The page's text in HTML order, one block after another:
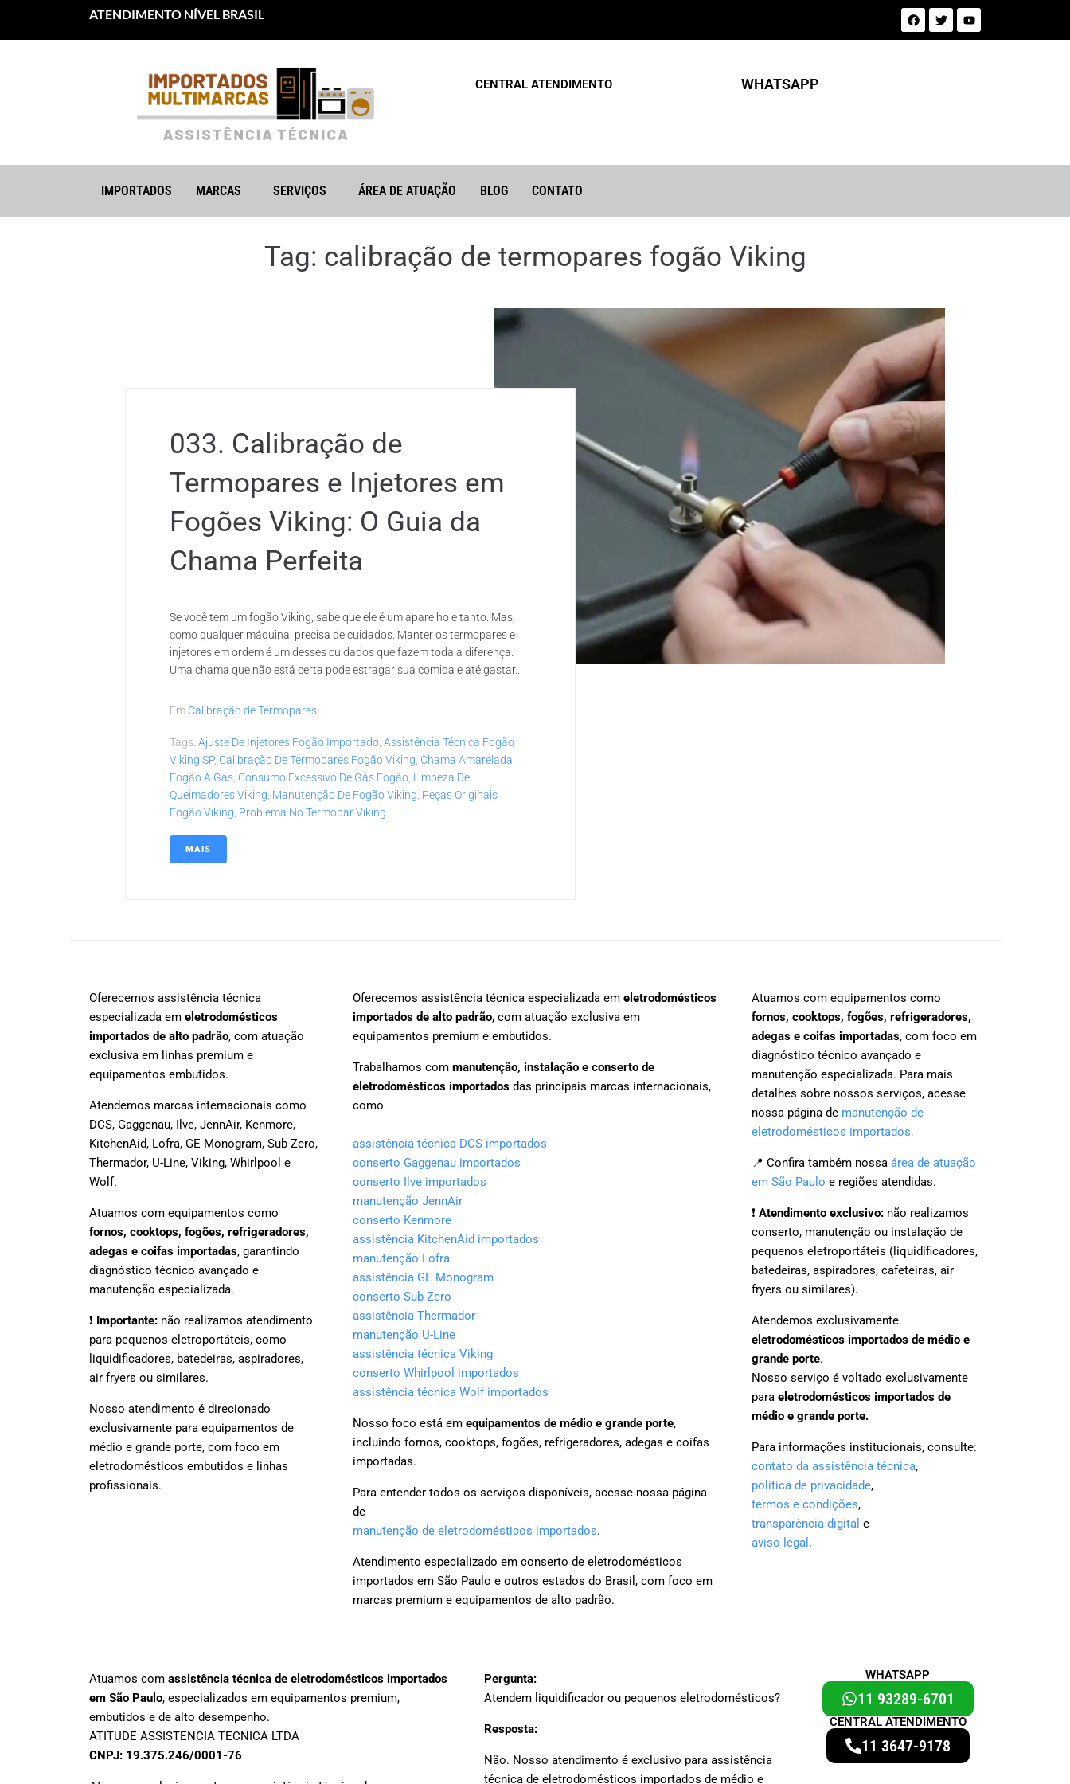
ATENDIMENTO NÍVEL BRASIL
CENTRAL ATENDIMENTO WHATSAPP
IMPORTADOS MARCAS SERVIÇOS ÁREA DE ATUAÇÃO BLOG CONTATO
Tag: calibração de termopares fogão Viking
033. Calibração de
Termopares e Injetores em
Fogões Viking: O Guia da
Chama Perfeita
Se você tem um fogão Viking, sabe que ele é um aparelho e tanto. Mas,
como qualquer máquina, precisa de cuidados. Manter os termopares e
injetores em ordem é um desses cuidados que fazem toda a diferença.
Uma chama que não está certa pode estragar sua comida e até gastar...
Em Calibração de Termopares
Tags:Ajuste De Injetores Fogão Importado ,Assistência Técnica Fogão
Viking SP, Calibração De Termopares Fogão Viking Chama Amarelada
Fogão A Gás Consumo Excessivo De Gás Fogão Limpeza De
Queimadores Viking Manutenção De Fogão Viking Peças Originais
Fogão Viking Problema No Termopar Viking
MAIS
Oferecemos assistência técnica
especializada em eletrodomésticos
importados de alto padrão, com atuação
exclusiva em linhas premium e
equipamentos embutidos.
Atendemos marcas internacionais como
DCS, Gaggenau, Ilve, JennAir, Kenmore,
KitchenAid, Lofra, GE Monogram, Sub-Zero,
Thermador, U-Line, Viking, Whirlpool e
Wolf.
Atuamos com equipamentos como
fornos, cooktops, fogões, refrigeradores,
adegas e coifas importadas, garantindo
diagnóstico técnico avançado e
manutenção especializada.
❗ Importante: não realizamos atendimento
para pequenos eletroportáteis, como
liquidificadores, batedeiras, aspiradores,
air fryers ou similares.
Nosso atendimento é direcionado
exclusivamente para equipamentos de
médio e grande porte, com foco em
eletrodomésticos embutidos e linhas
profissionais.
Oferecemos assistência técnica especializada em eletrodomésticos
importados de alto padrão, com atuação exclusiva em
equipamentos premium e embutidos.
Trabalhamos com manutenção, instalação e conserto de
eletrodomésticos importadosdas principais marcas internacionais,
como
assistência técnica DCS importados
conserto Gaggenau importados
conserto Ilve importados
manutenção JennAir
conserto Kenmore
assistência KitchenAid importados
manutenção Lofra
assistência GE Monogram
conserto Sub-Zero
assistência Thermador
manutenção U-Line
assistência técnica Viking
conserto Whirlpool importados
assistência técnica Wolf importados
Nosso foco está em equipamentos de médio e grande porte,
incluindo fornos, cooktops, fogões, refrigeradores, adegas e coifas
importadas.
Para entender todos os serviços disponíveis, acesse nossa página
de
manutenção de eletrodomésticos importados.
Atendimento especializado em conserto de eletrodomésticos
importados em São Paulo e outros estados do Brasil, com foco em
marcas premium e equipamentos de alto padrão.
Atuamos com equipamentos como
fornos, cooktops, fogões, refrigeradores,
adegas e coifas importadas, com foco em
diagnóstico técnico avançado e
manutenção especializada. Para mais
detalhes sobre nossos serviços, acesse
nossa página de manutenção de
eletrodomésticos importados.
📍 Confira também nossaárea de atuação
em São Paulo e regiões atendidas.
❗Atendimento exclusivo: não realizamos
conserto, manutenção ou instalação de
pequenos eletroportáteis (liquidificadores,
batedeiras, aspiradores, cafeteiras, air
fryers ou similares).
Atendemos exclusivamente
eletrodomésticos importados de médio e
grande porte.
Nosso serviço é voltado exclusivamente
paraeletrodomésticos importados de
médio e grande porte.
Para informações institucionais, consulte:
contato da assistência técnica,
política de privacidade,
termos e condições,
transparência digital e
aviso legal .
Atuamos com assistência técnica de eletrodomésticos importados
em São Paulo, especializados em equipamentos premium,
embutidos e de alto desempenho.
ATITUDE ASSISTENCIA TECNICA LTDA
CNPJ: 19.375.246/0001-76
Pergunta:
Atendem liquidificador ou pequenos eletrodomésticos?
Resposta:
Não. Nosso atendimento é exclusivo para assistência
técnica de eletrodomésticos importados de médio e
WHATSAPP
11 93289-6701
CENTRAL ATENDIMENTO
11 3647-9178